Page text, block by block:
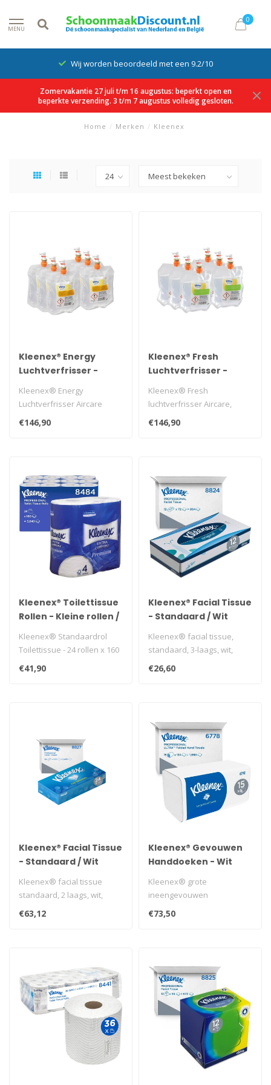
MENU
0
Wij worden beoordeeld met een 9.2/10
Zomervakantie 27 juli t/m 16 augustus: beperkt open en
beperkte verzending. 3 t/m 7 augustus volledig gesloten.
Home / Merken / Kleenex
Kleenex® Energy
Luchtverfrisser -
Navulling /
Transparant /300 ml
Kleenex® Energy
Luchtverfrisser Aircare
navulling, Helder, 6x300ml
€146,90
Kleenex® Fresh
Luchtverfrisser -
Navulling /
Transparant /300 ml
Kleenex® Fresh
luchtverfrisser Aircare,
300ml, navulling,
€146,90
Kleenex® Toilettissue
Rollen - Kleine rollen /
Kleenex® Standaardrol
Toilettissue - 24 rollen x 160
witte, 4-laags vellen (384..
€41,90
Kleenex® Facial Tissue
- Standaard / Wit
Kleenex® facial tissue,
standaard, 3-laags, wit,
20x20cm, 12x72st,
864st/doos..
€26,60
Kleenex® Facial Tissue
- Standaard / Wit
Kleenex® facial tissue
standaard, 2 laags, wit,
20x20cm, 24x100st,
€63,12
Kleenex® Gevouwen
Handdoeken - Wit
/Large
Kleenex® grote
ineengevouwen
handdoeken - 2-laagse V
€73,50